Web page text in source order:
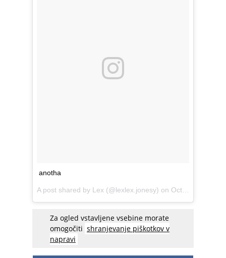
anotha
A post shared by Lex (@lexlex.jonesy) on Oct 4, 2016 at 11:28am PDT
Za ogled vstavljene vsebine morate
omogočiti shranjevanje piškotkov v
napravi